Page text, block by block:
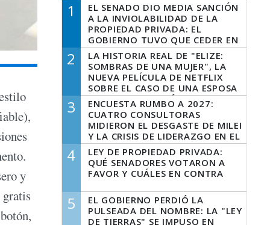
y
gratis
1
EL SENADO DIO MEDIA SANCIÓN
A LA INVIOLABILIDAD DE LA
PROPIEDAD PRIVADA: EL
GOBIERNO TUVO QUE CEDER EN
LA LEY DEL MANEJO DEL FUEGO
2
LA HISTORIA REAL DE "ELIZE:
SOMBRAS DE UNA MUJER", LA
NUEVA PELÍCULA DE NETFLIX
SOBRE EL CASO DE UNA ESPOSA
QUE DESCUARTIZÓ A SU
MARIDO
3
ENCUESTA RUMBO A 2027:
CUATRO CONSULTORAS
MIDIERON EL DESGASTE DE MILEI
Y LA CRISIS DE LIDERAZGO EN EL
PERONISMO
4
LEY DE PROPIEDAD PRIVADA:
QUÉ SENADORES VOTARON A
FAVOR Y CUÁLES EN CONTRA
5
EL GOBIERNO PERDIÓ LA
PULSEADA DEL NOMBRE: LA "LEY
DE TIERRAS" SE IMPUSO EN